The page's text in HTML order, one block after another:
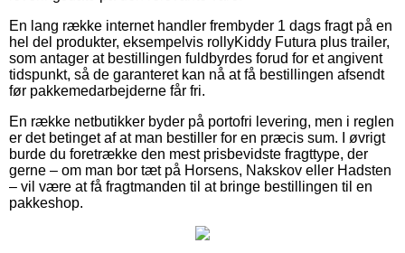
En lang række internet handler frembyder 1 dags fragt på en
hel del produkter, eksempelvis rollyKiddy Futura plus trailer,
som antager at bestillingen fuldbyrdes forud for et angivent
tidspunkt, så de garanteret kan nå at få bestillingen afsendt
før pakkemedarbejderne får fri.
En række netbutikker byder på portofri levering, men i reglen
er det betinget af at man bestiller for en præcis sum. I øvrigt
burde du foretrække den mest prisbevidste fragttype, der
gerne – om man bor tæt på Horsens, Nakskov eller Hadsten
– vil være at få fragtmanden til at bringe bestillingen til en
pakkeshop.